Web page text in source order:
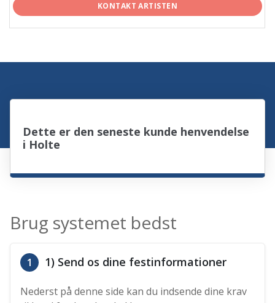
KONTAKT ARTISTEN
Dette er den seneste kunde henvendelse
i Holte
Brug systemet bedst
1 1) Send os dine festinformationer
Nederst på denne side kan du indsende dine krav